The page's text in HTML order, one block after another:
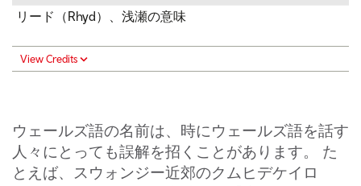
リード（Rhyd）、浅瀬の意味
View Credits
ウェールズ語の名前は、時にウェールズ語を話す
人々にとっても誤解を招くことがあります。 た
とえば、スウォンジー近郊のクムヒデケイロ